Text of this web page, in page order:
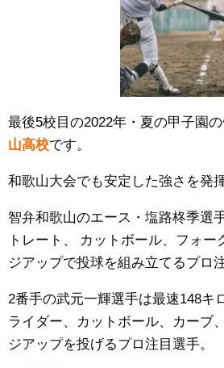
最後5校目の2022年・夏の甲子園
山高校です。
和歌山大会でも安定した強さを発
智弁和歌山のエース・塩路柊季選
トレート、
カットボール、フォー
ジアップで投球を組み立てるプロ
2番手の武元一輝選手は最速148キ
ライダー、カットボール、カーブ
ジアップを投げるプロ注目選手。